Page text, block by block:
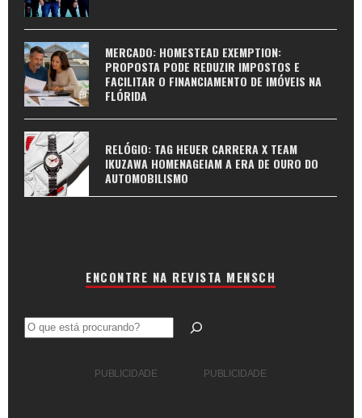
MERCADO: HOMESTEAD EXEMPTION:
PROPOSTA PODE REDUZIR IMPOSTOS E
FACILITAR O FINANCIAMENTO DE IMÓVEIS NA
FLÓRIDA
RELÓGIO: TAG HEUER CARRERA X TEAM
IKUZAWA HOMENAGEIAM A ERA DE OURO DO
AUTOMOBILISMO
ENCONTRE NA REVISTA MENSCH
Pesquisar
PUBLICIDADE PUBLICIDADE